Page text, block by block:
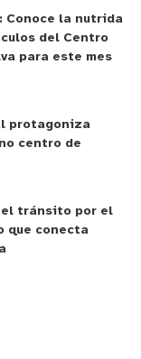
Conoce la nutrida
del Centro
para este mes
protagoniza
centro de
el tránsito por el
que conecta